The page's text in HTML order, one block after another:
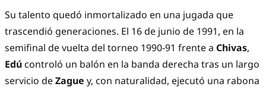
Su talento quedó inmortalizado en una jugada que
trascendió generaciones. El 16 de junio de 1991, en la
semifinal de vuelta del torneo 1990-91 frente a Chivas,
Edú controló un balón en la banda derecha tras un largo
servicio deZague y, con naturalidad, ejecutó una rabona